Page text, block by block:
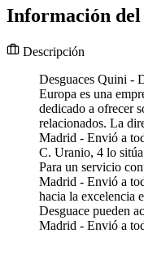
Información del
Descripción
Desguaces Quini -
Europa es una
dedicado a ofrecer
relacionados. La
Madrid - Envió a
C. Uranio, 4 lo
Para un servicio
Madrid - Envió a
hacia la excelencia
Desguace pueden
Madrid - Envió a